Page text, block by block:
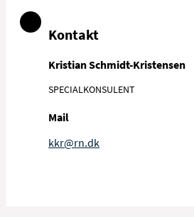
Kontakt
Kristian Schmidt-Kristensen
SPECIALKONSULENT
Mail
kkr@rn.dk